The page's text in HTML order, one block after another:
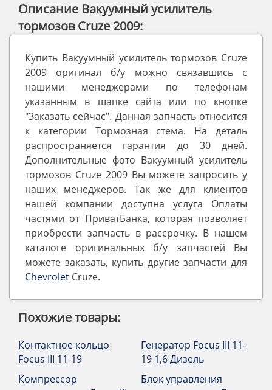
Описание Вакуумный усилитель
тормозов Cruze 2009:
Купить Вакуумный усилитель тормозов Cruze
2009 оригинал б/у можно связавшись с
нашими менеджерами по телефонам
указанным в шапке сайта или по кнопке
"Заказать сейчас". Данная запчасть относится
к категории Тормозная стема. На деталь
распространяется гарантия до 30 дней.
Дополнительные фото Вакуумный усилитель
тормозов Cruze 2009 Вы можете запросить у
наших менеджеров. Так же для клиентов
нашей компании доступна услуга Оплаты
частями от ПриватБанка, которая позволяет
приобрести запчасть в рассрочку. В нашем
каталоге оригинальных б/у запчастей Вы
можете заказать, купить другие запчасти для
Chevrolet Cruze.
Похожие товары:
Контактное кольцо
Focus III 11-19
Компрессор
Генератор Focus III 11-
19 1,6 Дизель
Блок управления